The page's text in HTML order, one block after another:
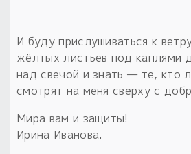
И буду прислушиваться к
жёлтых листьев под каплями
над свечой и знать — те, кто
смотрят на меня сверху с
Мира вам и защиты!
Ирина Иванова.